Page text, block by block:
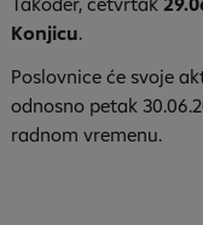
Konjicu.
Poslovnice će svoje
odnosno petak
radnom vremenu.